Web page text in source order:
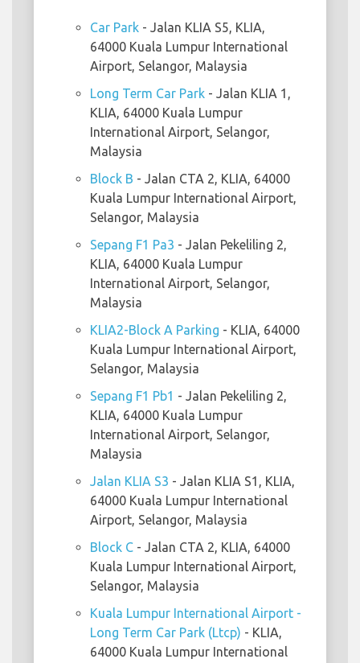
Car Park - Jalan KLIA S5, KLIA,
64000 Kuala Lumpur International
Airport, Selangor, Malaysia
Long Term Car Park - Jalan KLIA 1,
KLIA, 64000 Kuala Lumpur
International Airport, Selangor,
Malaysia
Block B - Jalan CTA 2, KLIA, 64000
Kuala Lumpur International Airport,
Selangor, Malaysia
Sepang F1 Pa3 - Jalan Pekeliling 2,
KLIA, 64000 Kuala Lumpur
International Airport, Selangor,
Malaysia
KLIA2-Block A Parking - KLIA, 64000
Kuala Lumpur International Airport,
Selangor, Malaysia
Sepang F1 Pb1 - Jalan Pekeliling 2,
KLIA, 64000 Kuala Lumpur
International Airport, Selangor,
Malaysia
Jalan KLIA S3 - Jalan KLIA S1, KLIA,
64000 Kuala Lumpur International
Airport, Selangor, Malaysia
Block C - Jalan CTA 2, KLIA, 64000
Kuala Lumpur International Airport,
Selangor, Malaysia
Kuala Lumpur International Airport -
Long Term Car Park (Ltcp) - KLIA,
64000 Kuala Lumpur International